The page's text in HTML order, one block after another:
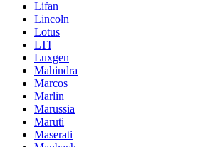
Lifan
Lincoln
Lotus
LTI
Luxgen
Mahindra
Marcos
Marlin
Marussia
Maruti
Maserati